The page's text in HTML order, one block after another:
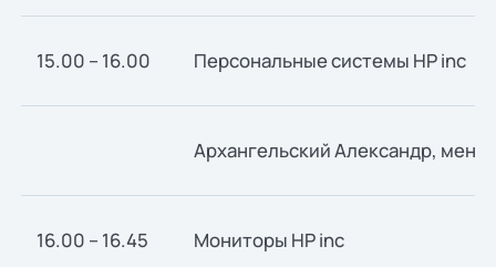
15.00 – 16.00 Персональные системы HP inc
Архангельский Александр,
16.00 – 16.45 Мониторы HP inc